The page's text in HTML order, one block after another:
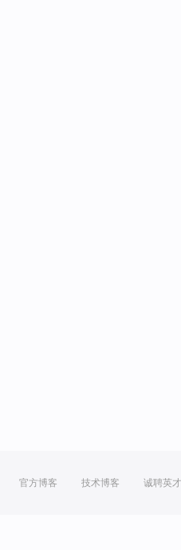
官方博客 技术博客 诚聘英才